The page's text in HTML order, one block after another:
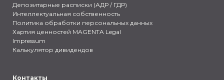
Депозитарные расписки (АДР / ГДР)
Интеллектуальная собственность
Политика обработки персональных данных
Хартия ценностей MAGENTA Legal
Impressum
Калькулятор дивидендов
Контакты